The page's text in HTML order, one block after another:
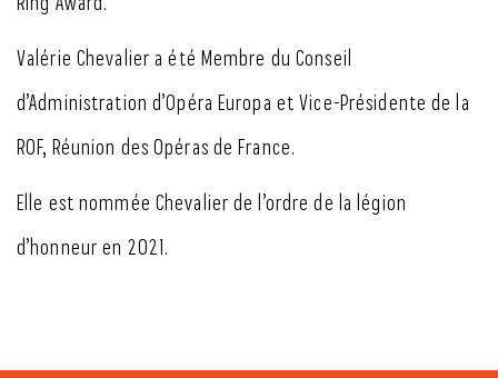
Valérie Chevalier a été Membre du Conseil
d’Administration d’Opéra Europa et Vice-Présidente de la
ROF, Réunion des Opéras de France.
Elle est nommée Chevalier de l’ordre de la légion
d’honneur en 2021.